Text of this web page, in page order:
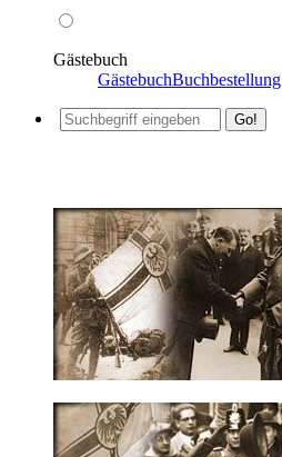
Gästebuch
GästebuchBuchbestellung